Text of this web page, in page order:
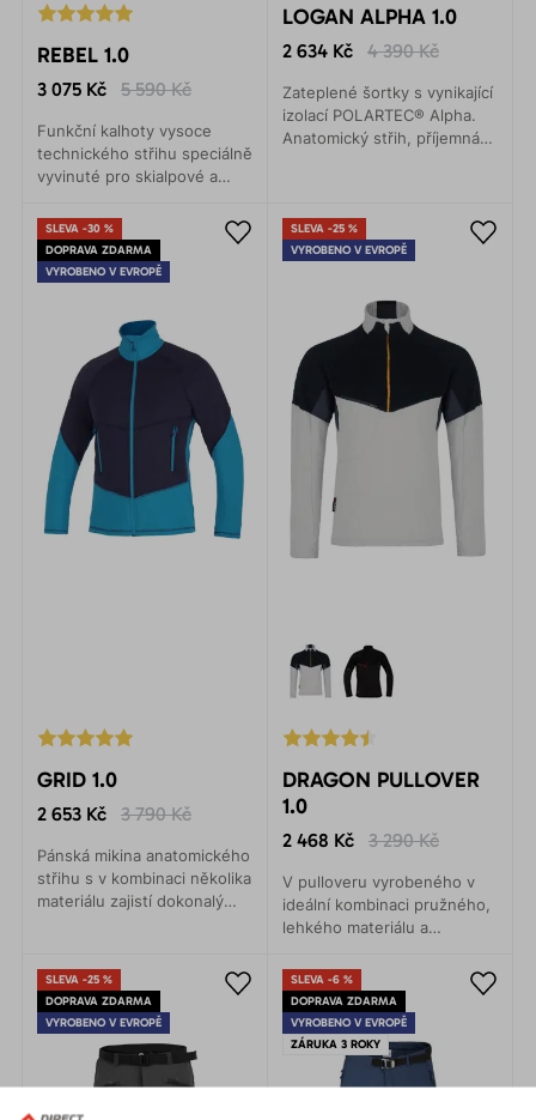
REBEL 1.0
3 075 Kč 5 590 Kč
Funkční kalhoty vysoce
technického střihu speciálně
vyvinuté pro skialpové a
výpravy, ledové i mixové
lezení, ale i rekreační
běžecké lyžování.
LOGAN ALPHA 1.0
2 634 Kč 4 390 Kč
Zateplené šortky s vynikající
izolací POLARTEC® Alpha.
Anatomický střih, příjemná
freeride nebo lyžování.
SLEVA -30 %
DOPRAVA ZDARMA
VYROBENO V EVROPĚ
GRID 1.0
2 653 Kč 3 790 Kč
Pánská mikina anatomického
střihu s v kombinaci několika
materiálu zajistí dokonalý
SLEVA -25 %
VYROBENO V EVROPĚ
DRAGON PULLOVER
1.0
2 468 Kč 3 290 Kč
V pulloveru vyrobeného v
ideální kombinaci pružného,
lehkého materiálu a
vám bude příjemně teplo
bez pocitu pocení.
SLEVA -25 %
DOPRAVA ZDARMA
VYROBENO V EVROPĚ
SLEVA -6 %
DOPRAVA ZDARMA
VYROBENO V EVROPĚ
ZÁRUKA 3 ROKY